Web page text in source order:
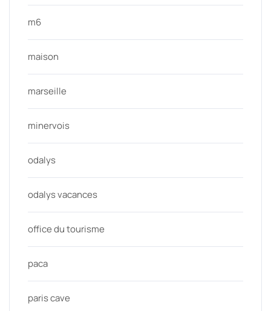
m6
maison
marseille
minervois
odalys
odalys vacances
office du tourisme
paca
paris cave